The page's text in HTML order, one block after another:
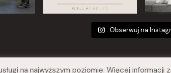
Obserwuj na
na najwyższym poziomie. Więcej